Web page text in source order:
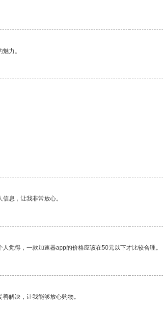
力。
息，让我非常放心。
觉得，一款加速器app的价格应该在50元以下才比较合理。
解决，让我能够放心购物。